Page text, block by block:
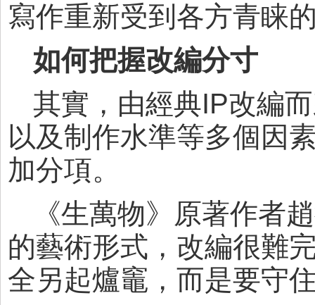
寫作重新受到各方青睐
如何把握改編分寸
其實，由經典IP改編
以及制作水準等多個因
加分項。
《生萬物》原著作者
的藝術形式，改編很難
全另起爐竈，而是要守